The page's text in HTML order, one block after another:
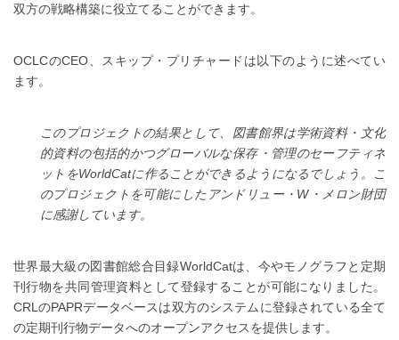
双方の戦略構築に役立てることができます。
OCLCのCEO、スキップ・プリチャードは以下のように述べてい
ます。
このプロジェクトの結果として、図書館界は学術資料・文化
的資料の包括的かつグローバルな保存・管理のセーフティネ
ットをWorldCatに作ることができるようになるでしょう。こ
のプロジェクトを可能にしたアンドリュー・W・メロン財団
に感謝しています。
世界最大級の図書館総合目録WorldCatは、今やモノグラフと定期
刊行物を共同管理資料として登録することが可能になりました。
CRLのPAPRデータベースは双方のシステムに登録されている全て
の定期刊行物データへのオープンアクセスを提供します。